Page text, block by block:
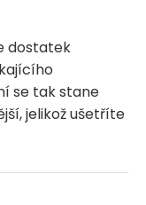
dostatek
se tak stane
jelikož ušetříte